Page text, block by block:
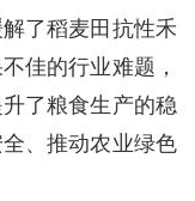
了稻麦田抗性禾
佳的行业难题，
了粮食生产的稳
、推动农业绿色